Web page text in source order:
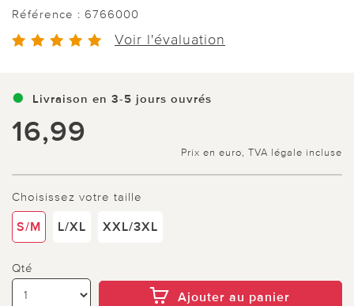
Référence : 6766000
Voir l'évaluation
Livraison en 3-5 jours ouvrés
16,99
Prix en euro, TVA légale incluse
Choisissez votre taille
S/M L/XL XXL/3XL
Qté
Ajouter au panier